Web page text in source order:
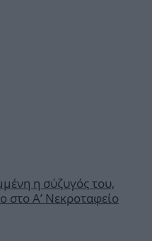
η σύζυγός του,
στο Α’ Νεκροταφείο